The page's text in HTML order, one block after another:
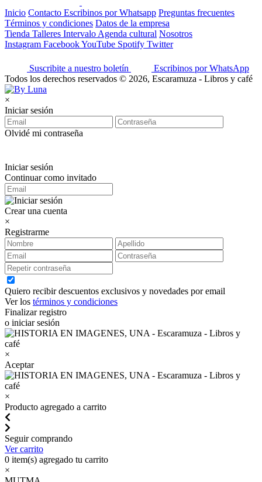
Inicio Contacto Escribinos por Whatsapp Preguntas frecuentes
Términos y condiciones Datos de la empresa
Tienda Talleres Intervalo Agenda cultural Nosotros
Instagram FacebookYouTube Spotify Twitter
Suscribite a nuestro boletín
Escribinos por WhatsApp
Todos los derechos reservados © 2026, Escaramuza - Libros y café
×
Iniciar sesión
Olvidé mi contraseña
Iniciar sesión
Continuar como invitado
Crear una cuenta
×
Registrarme
Quiero recibir descuentos exclusivos y novedades por email
Ver los términos y condiciones
Finalizar registro
o iniciar sesión
×
Aceptar
×
Producto agregado a carrito
Seguir comprando
Ver carrito
0 item(s) agregado tu carrito
×